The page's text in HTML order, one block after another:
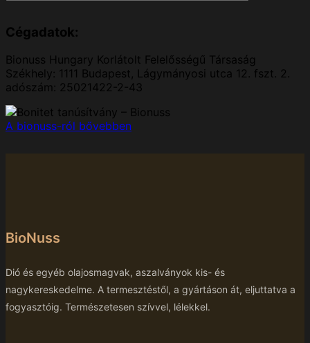
Cégadatok:
Bionuss Hungary Korlátolt Felelősségű Társaság
Székhely: 1111 Budapest, Lágymányosi utca 12. fszt. 2.
adószám: 25021422-2-43
A bionuss-ról bővebben
BioNuss
Dió és egyéb olajosmagvak, aszalványok kis- és
nagykereskedelme. A termesztéstől, a gyártáson át, eljuttatva a
fogyasztóig. Természetesen szívvel, lélekkel.